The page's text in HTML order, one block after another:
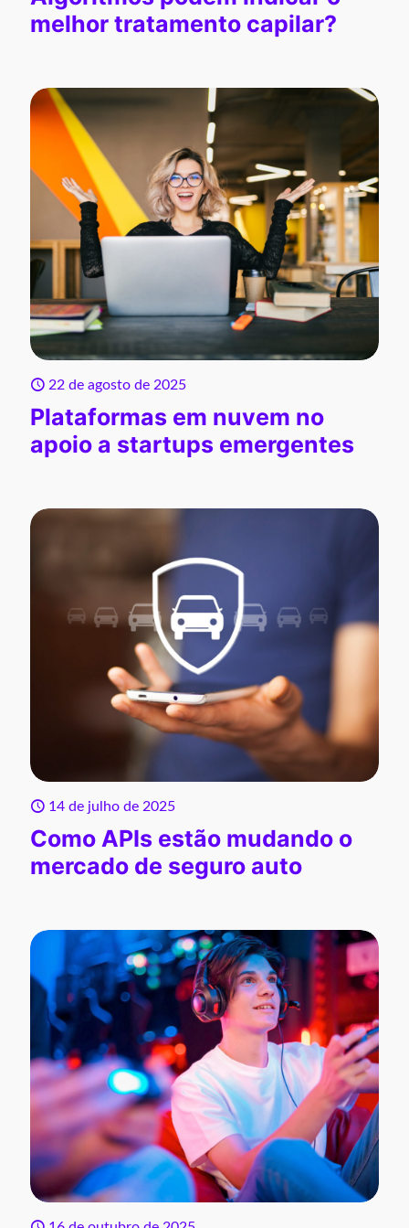
melhor tratamento capilar?
22 de agosto de 2025
Plataformas em nuvem no
apoio a startups emergentes
14 de julho de 2025
Como APIs estão mudando o
mercado de seguro auto